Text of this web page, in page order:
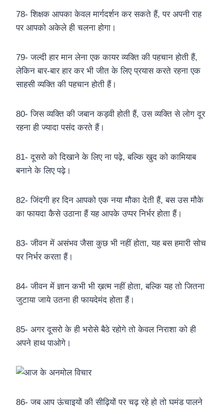
78- शिक्षक आपका केवल मार्गदर्शन कर सकते हैं, पर अपनी राह
पर आपको अकेले ही चलना होगा।
79- जल्दी हार मान लेना एक कायर व्यक्ति की पहचान होती हैं,
लेकिन बार-बार हार कर भी जीत के लिए प्रयास करते रहना एक
साहसी व्यक्ति की पहचान होती हैं।
80- जिस व्यक्ति की जबान कड़वी होती हैं, उस व्यक्ति से लोग दूर
रहना ही ज्यादा पसंद करते हैं।
81- दूसरो को दिखाने के लिए ना पढ़े, बल्कि खुद को कामियाब
बनाने के लिए पढ़े।
82- जिंदगी हर दिन आपको एक नया मौका देती हैं, बस उस मौके
का फायदा कैसे उठाना हैं यह आपके उप्पर निर्भर होता हैं।
83- जीवन में असंभव जैसा कुछ भी नहीं होता, यह बस हमारी सोच
पर निर्भर करता हैं।
84- जीवन में ज्ञान कभी भी ख़त्म नहीं होता, बल्कि यह तो जितना
जुटाया जाये उतना ही फायदेमंद होता हैं।
85- अगर दूसरो के ही भरोसे बैठे रहोगे तो केवल निराशा को ही
अपने हाथ पाओगे।
86- जब आप ऊंचाइयों की सीढ़ियों पर चढ़ रहे हो तो घमंड पालने